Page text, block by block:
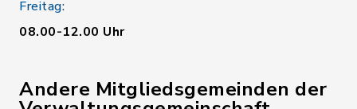
Freitag:
08.00-12.00 Uhr
Andere Mitgliedsgemeinden der